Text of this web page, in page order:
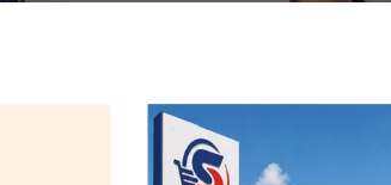
Mercado Salomão